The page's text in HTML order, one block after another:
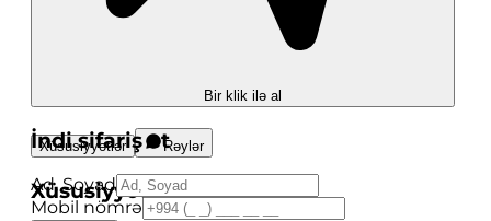
Bir klik ilə al
İndi sifariş et
Ad, Soyad
Mobil nömrə
Xüsusiyyətlər Rəylər
Xüsusiyyətlər